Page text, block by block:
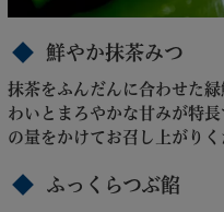
鮮やか抹茶みつ
抹茶をふんだんに合わせた
わいとまろやかな甘みが特
の量をかけてお召し上がりく
ふっくらつぶ餡